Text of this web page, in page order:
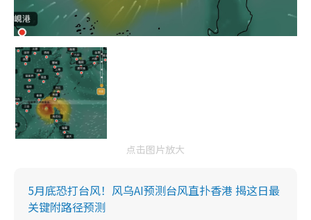
点击图片放大
5月底恐打台风！风乌AI预测台风直扑香港 揭这日最
关键附路径预测